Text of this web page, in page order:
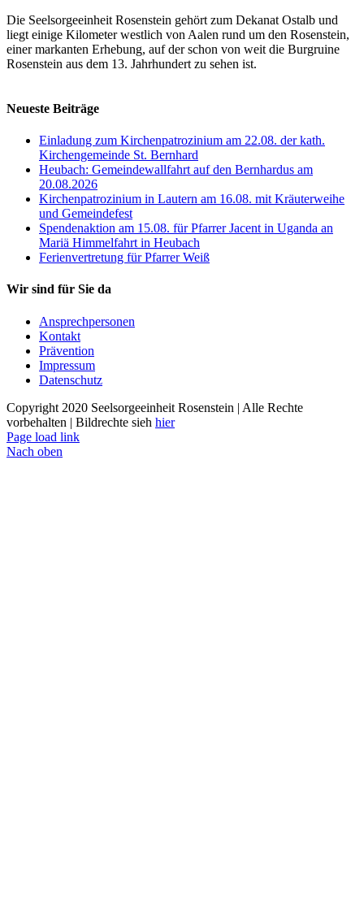
Die Seelsorgeeinheit Rosenstein gehört zum Dekanat Ostalb und
liegt einige Kilometer westlich von Aalen rund um den Rosenstein,
einer markanten Erhebung, auf der schon von weit die Burgruine
Rosenstein aus dem 13. Jahrhundert zu sehen ist.
Neueste Beiträge
Einladung zum Kirchenpatrozinium am 22.08. der kath.
Kirchengemeinde St. Bernhard
Heubach: Gemeindewallfahrt auf den Bernhardus am
20.08.2026
Kirchenpatrozinium in Lautern am 16.08. mit Kräuterweihe
und Gemeindefest
Spendenaktion am 15.08. für Pfarrer Jacent in Uganda an
Mariä Himmelfahrt in Heubach
Ferienvertretung für Pfarrer Weiß
Wir sind für Sie da
Ansprechpersonen
Kontakt
Prävention
Impressum
Datenschutz
Copyright 2020 Seelsorgeeinheit Rosenstein | Alle Rechte
vorbehalten | Bildrechte sieh hier
Page load link
Nach oben